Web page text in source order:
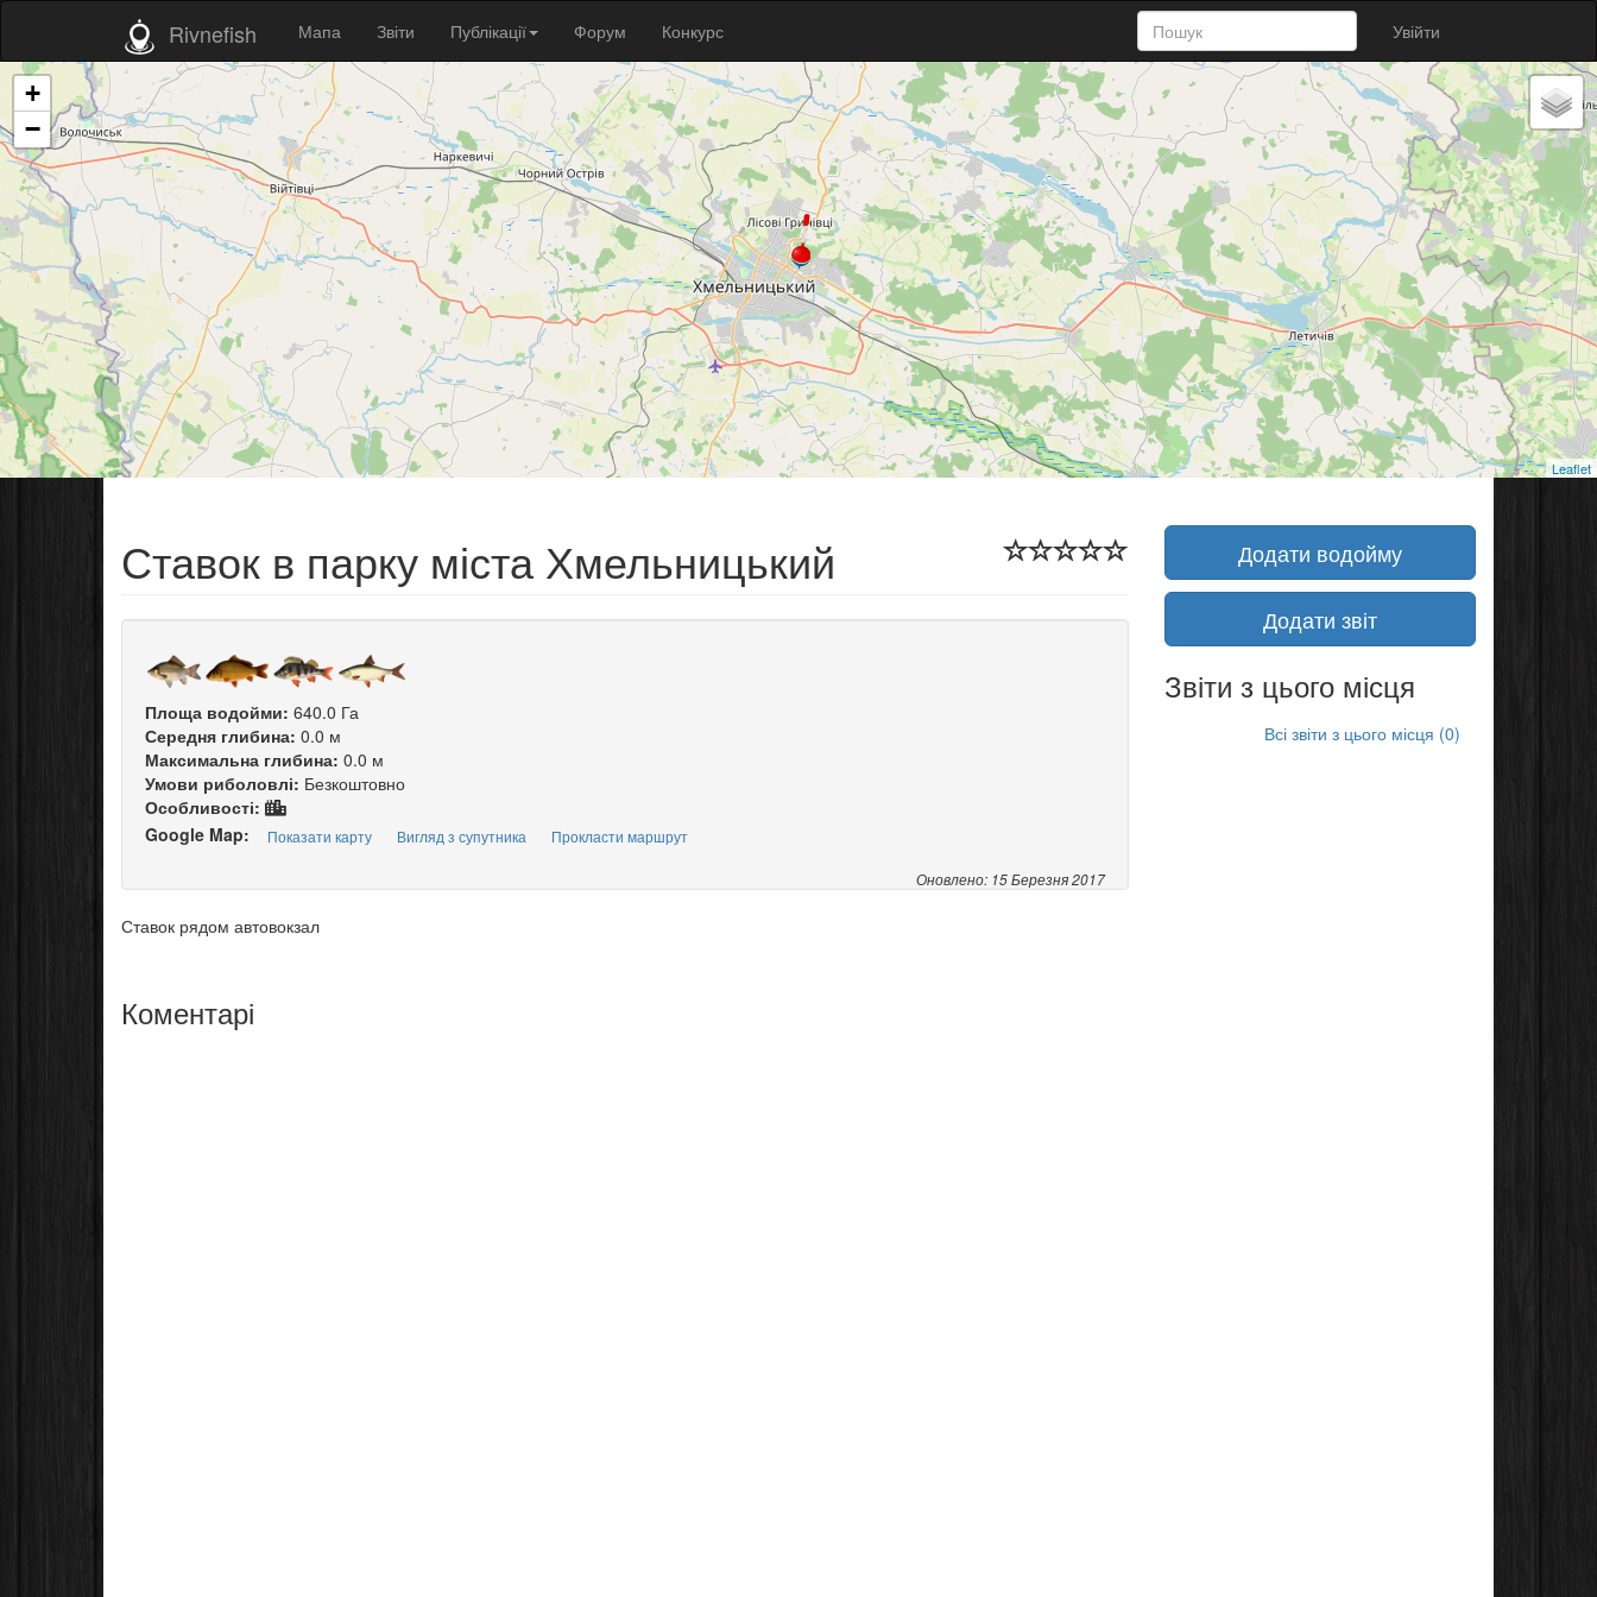
Rivnefish Мапа Звіти Публікації Форум Конкурс Увійти
+
−
Leaflet
Ставок в парку міста Хмельницький
Площа водойми: 640.0 Га
Середня глибина: 0.0 м
Максимальна глибина: 0.0 м
Умови риболовлі: Безкоштовно
Особливості:
Google Map:
Показати карту Вигляд з супутника Прокласти маршрут
Оновлено: 15 Березня 2017
Ставок рядом автовокзал
Коментарі
Додати водойму
Додати звіт
Звіти з цього місця
Всі звіти з цього місця (0)